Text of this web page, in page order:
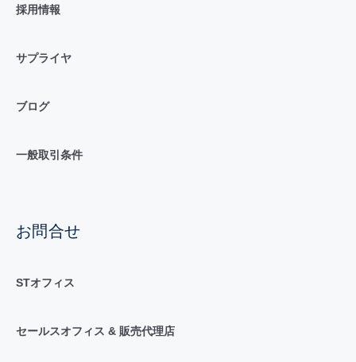
採用情報
サプライヤ
ブログ
一般取引条件
お問合せ
STオフィス
セールスオフィス & 販売代理店